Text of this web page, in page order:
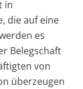
in
die auf eine
es
Belegschaft
von
überzeugen